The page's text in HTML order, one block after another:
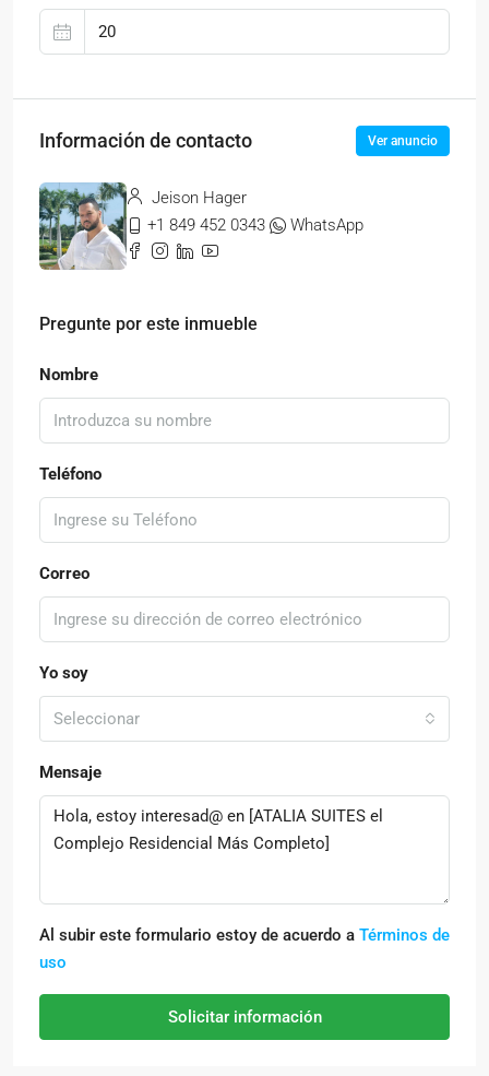
Información de contacto Ver anuncio
Jeison Hager
+1 849 452 0343
WhatsApp
Pregunte por este inmueble
Nombre
Teléfono
Correo
Yo soy
Seleccionar
Mensaje
Al subir este formulario estoy de acuerdo a Términos de
uso
Solicitar información